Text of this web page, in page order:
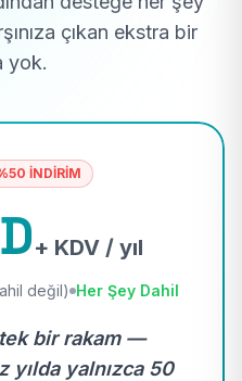
çıkan ekstra bir
yok.
İNDİRİM
+ KDV / yıl
değil) Her Şey Dahil
bir rakam —
yalnızca 50